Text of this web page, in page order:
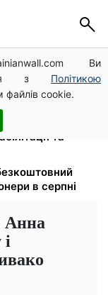
Ви
з Політикою
файлів cookie.
і lifecell дають
пільг
куб, газ може
та
в серпні
Анна